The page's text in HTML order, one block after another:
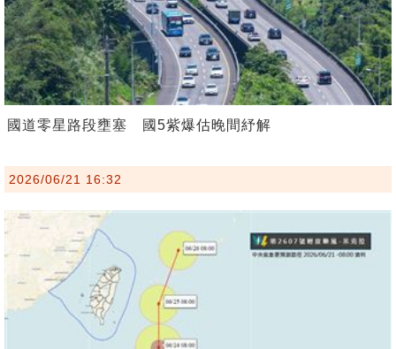
國道零星路段壅塞 國5紫爆估晚間紓解
2026/06/21 16:32